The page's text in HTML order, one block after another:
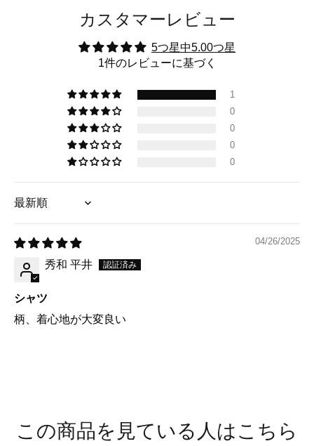
カスタマーレビュー
5つ星中5.00つ星
1件のレビューに基づく
1
0
0
0
0
Sort by
04/26/2025
秀和 平井
シャツ
柄、着心地が大変良い
この商品を見ている人はこちら